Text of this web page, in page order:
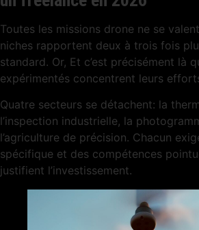
Toutes les missions drone ne se
niches rapportent deux à trois fois
standard. Or, Et c’est précisément là
expérimentés concentrent leurs
Quatre secteurs se détachent: la
l’inspection industrielle, la
l’agriculture de précision. Chacun
spécifique et des compétences
justifient l’investissement.